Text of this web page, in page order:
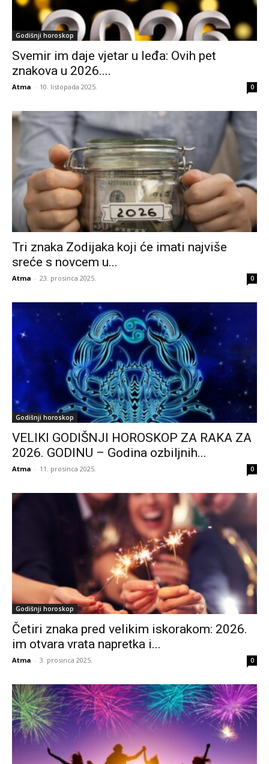
Godišnji horoskop
Svemir im daje vjetar u leđa: Ovih pet
znakova u 2026....
Atma - 10. listopada 2025. 0
Tri znaka Zodijaka koji će imati najviše
sreće s novcem u...
Atma - 23. prosinca 2025. 0
Godišnji horoskop
VELIKI GODIŠNJI HOROSKOP ZA RAKA ZA
2026. GODINU – Godina ozbiljnih...
Atma - 11. prosinca 2025. 0
Godišnji horoskop
Četiri znaka pred velikim iskorakom: 2026.
im otvara vrata napretka i...
Atma - 3. prosinca 2025. 0